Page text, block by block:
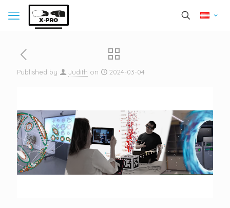
Published by Judith on 2024-03-04